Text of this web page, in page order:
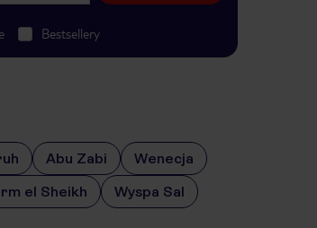
Bestsellery
Abu Zabi
Wenecja
el Sheikh
Wyspa Sal